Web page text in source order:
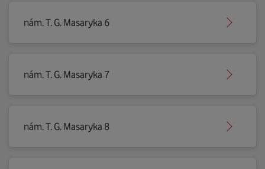
nám. T. G. Masaryka 6
nám. T. G. Masaryka 7
nám. T. G. Masaryka 8